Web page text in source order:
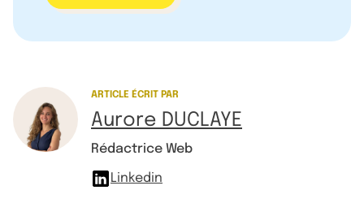
ARTICLE ÉCRIT PAR
Aurore DUCLAYE
Rédactrice Web
Linkedin